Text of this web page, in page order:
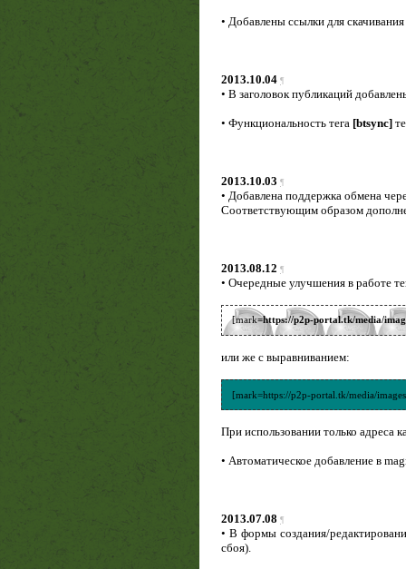
• Добавлены ссылки для скачивания
2013.10.04 ¶
• В заголовок публикаций
• Функциональность тега [btsync]
2013.10.03 ¶
• Добавлена поддержка обмена
Соответствующим образом
2013.08.12 ¶
• Очередные улучшения в работе
[mark=https://p2p-portal.tk/media/
или же с выравниванием:
[mark=https://p2p-portal.tk/media/
При использовании только адреса
• Автоматическое добавление в
2013.07.08 ¶
• В формы создания/
сбоя).